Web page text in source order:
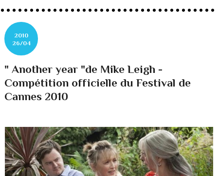
2010
26/04
" Another year "de Mike Leigh -
Compétition officielle du Festival de
Cannes 2010